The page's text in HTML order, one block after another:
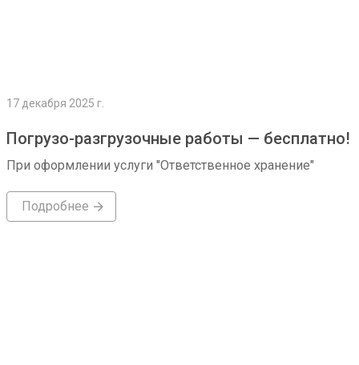
17 декабря 2025 г.
Погрузо-разгрузочные работы — бесплатно!
При оформлении услуги "Ответственное хранение"
Подробнее